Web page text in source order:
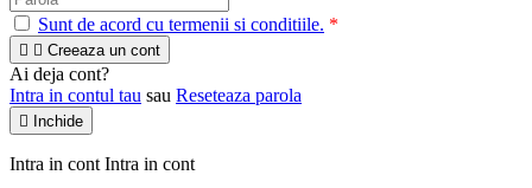
Sunt de acord cu termenii si conditiile. *
  Creeaza un cont
Ai deja cont?
Intra in contul tau sau Reseteaza parola
 Inchide
Intra in cont Intra in cont